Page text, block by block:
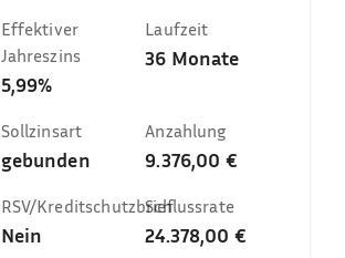
Effektiver
Jahreszins
5,99%
Laufzeit
36 Monate
Sollzinsart
gebunden
Anzahlung
9.376,00 €
RSV/Kreditschutzbrief
Nein
Schlussrate
24.378,00 €